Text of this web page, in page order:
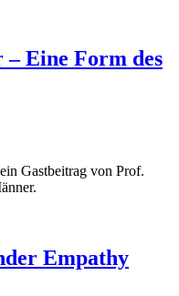
– Eine Form des
Gastbeitrag von Prof.
Empathy